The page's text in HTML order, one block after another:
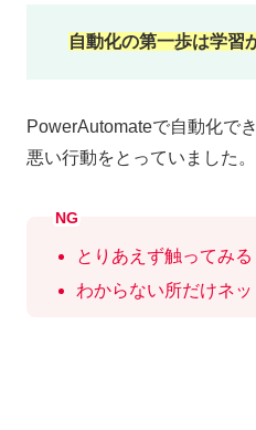
自動化の第一歩は学習
PowerAutomateで自動化で
悪い行動をとっていました。
NG
とりあえず触ってみる
わからない所だけネ